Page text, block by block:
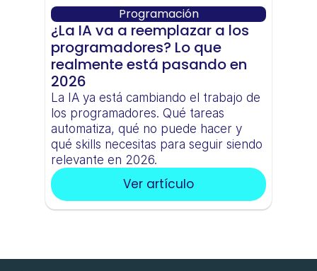
Programación
¿La IA va a reemplazar a los
programadores? Lo que
realmente está pasando en
2026
La IA ya está cambiando el trabajo de
los programadores. Qué tareas
automatiza, qué no puede hacer y
qué skills necesitas para seguir siendo
relevante en 2026.
Ver artículo